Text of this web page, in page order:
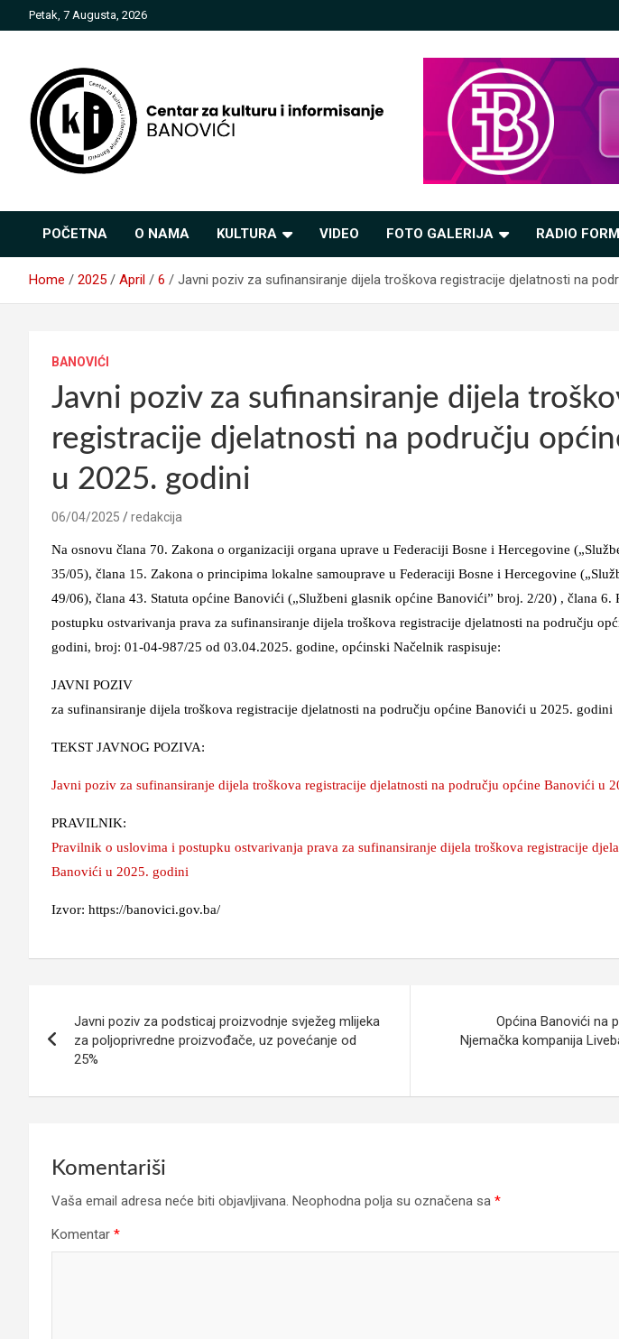
to
Petak, 7 Augusta, 2026
informisanje Banovići
POČETNA O NAMA KULTURA VIDEO FOTO GALERIJA RADIO
Home 2025 April 6 Javni poziv za sufinansiranje dijela troškova registracije djelatnosti na
BANOVIĆI
Javni poziv za sufinansiranje dijela
registracije djelatnosti na području
u 2025. godini
06/04/2025 redakcija
Na osnovu člana 70. Zakona o organizaciji organa uprave u Federaciji Bosne i Hercegovine
35/05), člana 15. Zakona o principima lokalne samouprave u Federaciji Bosne i Hercegovine
49/06), člana 43. Statuta općine Banovići („Službeni glasnik općine Banovići” broj. 2/20) , člana 6.
postupku ostvarivanja prava za sufinansiranje dijela troškova registracije djelatnosti na području
godini, broj: 01-04-987/25 od 03.04.2025. godine, općinski Načelnik raspisuje:
JAVNI POZIV
za sufinansiranje dijela troškova registracije djelatnosti na području općine Banovići u 2025. godini
TEKST JAVNOG POZIVA:
Javni poziv za sufinansiranje dijela troškova registracije djelatnosti na području općine Banovići u
PRAVILNIK:
Pravilnik o uslovima i postupku ostvarivanja prava za sufinansiranje dijela troškova registracije
Banovići u 2025. godini
Izvor: https://banovici.gov.ba/
članaka
Javni poziv za podsticaj proizvodnje svježeg mlijeka
za poljoprivredne proizvođače, uz povećanje od
25%
Općina Banovići na
Njemačka kompanija
Komentariši
Vaša email adresa neće biti objavljivana. Neophodna polja su označena sa *
Komentar *